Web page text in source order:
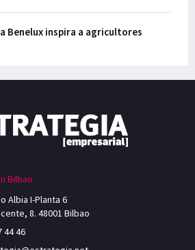
Benelux inspira a agricultores
Bilbao
Albia I-Planta 6
8. 48001 Bilbao
44 46